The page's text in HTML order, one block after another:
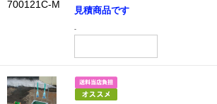
700121C-M
見積商品です
-